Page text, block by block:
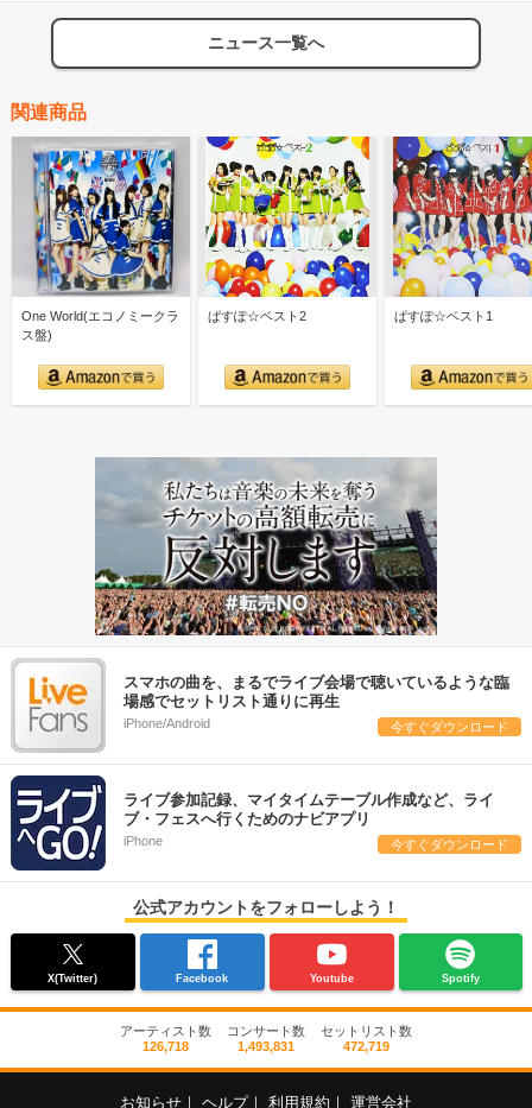
ニュース一覧へ
関連商品
One World(エコノミークラ
ス盤)
ぱすぽ☆ベスト2 ぱすぽ☆ベスト1
スマホの曲を、まるでライブ会場で聴いているような臨
場感でセットリスト通りに再生
iPhone/Android 今すぐダウンロード
ライブ参加記録、マイタイムテーブル作成など、ライ
ブ・フェスへ行くためのナビアプリ
iPhone 今すぐダウンロード
公式アカウントをフォローしよう！
X(Twitter) Facebook Youtube Spotify
アーティスト数
126,718
コンサート数
1,493,831
セットリスト数
472,719
お知らせ ヘルプ 利用規約 運営会社